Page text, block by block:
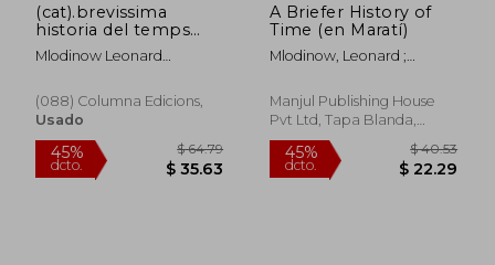
(cat).brevissima
historia del temps
(idees) (en Catalán)
Mlodinow Leonard
(088) Columna Edicions,
Usado
A Briefer History of
Time (en Maratí)
Mlodinow, Leonard ;
Navare, Sharad
Manjul Publishing House
Pvt Ltd, Tapa Blanda,
Nuevo